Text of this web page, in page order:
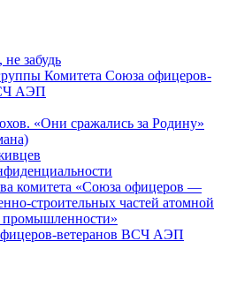
забудь
Комитета Союза офицеров-
АЭП
«Они сражались за Родину»
комитета «Союза офицеров —
строительных частей атомной
промышленности»
ветеранов ВСЧ АЭП